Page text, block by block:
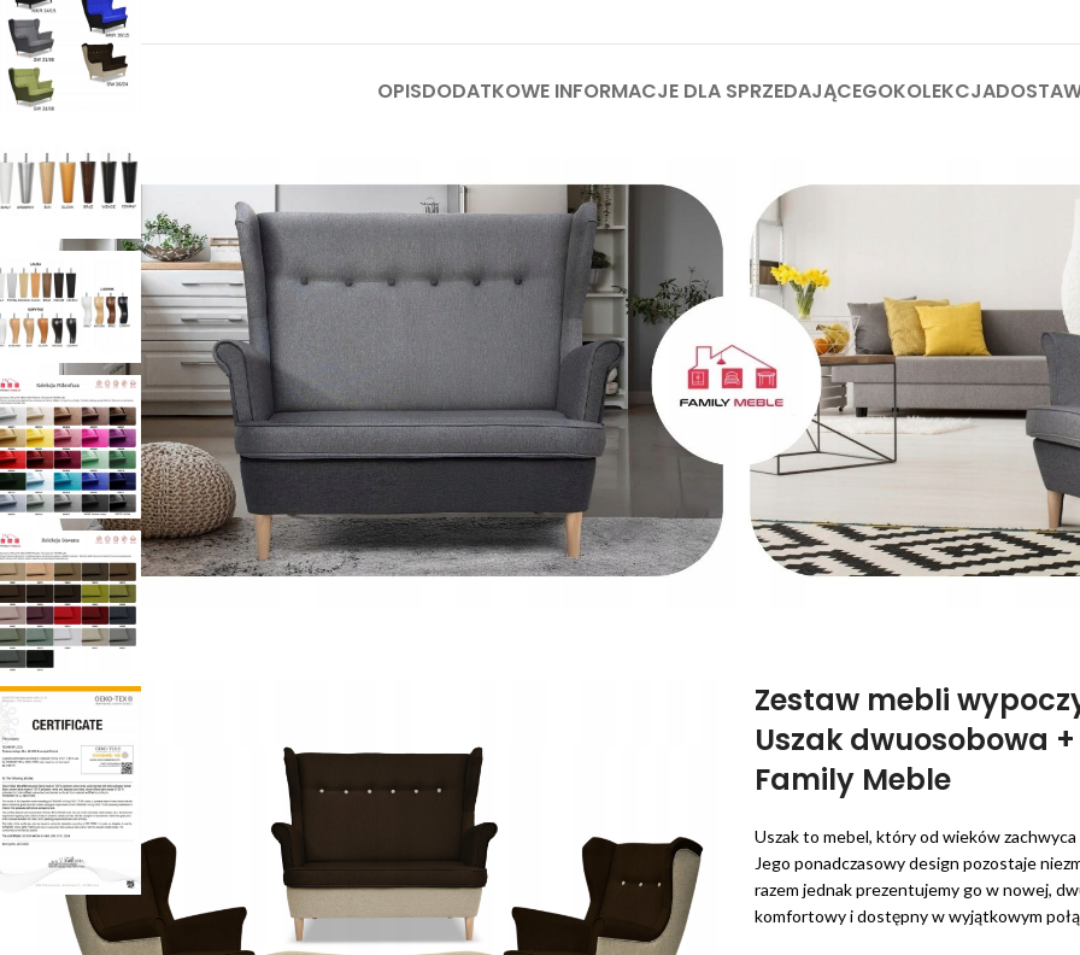
OPISDODATKOWE INFORMACJE DLA SPRZEDAJĄCEGOKOLEKCJA
Zestaw mebli
Uszak dwuosobowa
Family Meble
Uszak to mebel, który od wieków
Jego ponadczasowy design pozostaje
razem jednak prezentujemy go w nowej,
komfortowy i dostępny w wyjątkowym